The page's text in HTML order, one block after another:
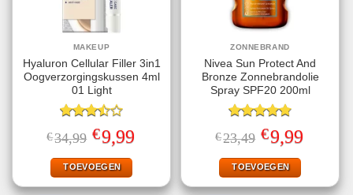
MAKEUP
Hyaluron Cellular Filler 3in1
Oogverzorgingskussen 4ml
01 Light
Gewaardeerd
3.50uit
€34,99 Oorspronkelijke
prijs
was:
€34,99.
€9,99Huidige
prijs
TOEVOEGEN
ZONNEBRAND
Nivea Sun Protect And
Bronze Zonnebrandolie
Spray SPF20 200ml
Gewaardeerd
4.78uit 5
€23,49 Oorspronkelijke
prijs
was:
€23,49.
€9,99Huidige
prijs
TOEVOEGEN